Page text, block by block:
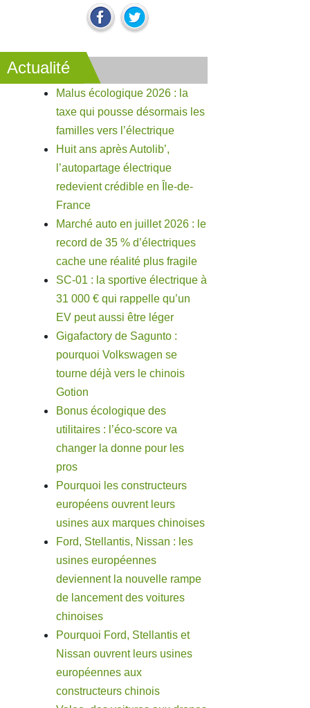
Actualité
Malus écologique 2026 : la
taxe qui pousse désormais les
familles vers l’électrique
Huit ans après Autolib’,
l’autopartage électrique
redevient crédible en Île-de-
France
Marché auto en juillet 2026 : le
record de 35 % d’électriques
cache une réalité plus fragile
SC-01 : la sportive électrique à
31 000 € qui rappelle qu’un
EV peut aussi être léger
Gigafactory de Sagunto :
pourquoi Volkswagen se
tourne déjà vers le chinois
Gotion
Bonus écologique des
utilitaires : l’éco-score va
changer la donne pour les
pros
Pourquoi les constructeurs
européens ouvrent leurs
usines aux marques chinoises
Ford, Stellantis, Nissan : les
usines européennes
deviennent la nouvelle rampe
de lancement des voitures
chinoises
Pourquoi Ford, Stellantis et
Nissan ouvrent leurs usines
européennes aux
constructeurs chinois